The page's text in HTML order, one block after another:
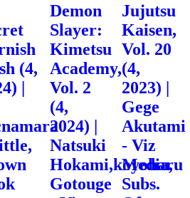
(4,
|
Demon
Slayer:
Kimetsu
Academy,
Vol. 2
(4,
2024) |
Natsuki
Hokami,koyoharu
Gotouge
Jujutsu
Kaisen,
Vol. 20
(4,
2023) |
Gege
Akutami
- Viz
Media,
Subs.